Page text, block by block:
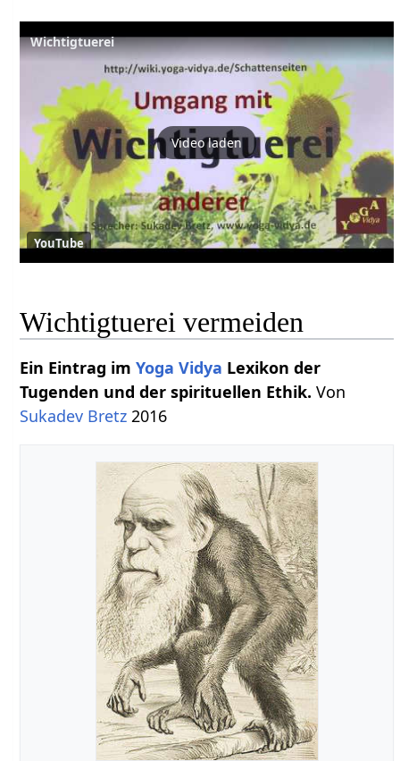
Wichtigtuerei
Video laden
YouTube
Wichtigtuerei vermeiden
Ein Eintrag imYoga Vidya Lexikon der
Tugenden und der spirituellen Ethik. Von
Sukadev Bretz 2016